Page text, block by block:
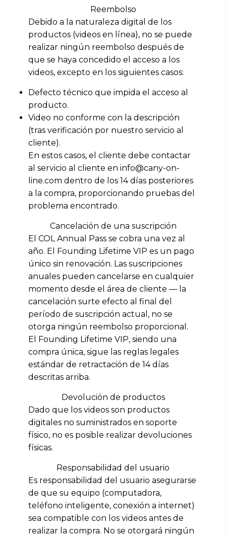
Reembolso
Debido a la naturaleza digital de los
productos (videos en línea), no se puede
realizar ningún reembolso después de
que se haya concedido el acceso a los
videos, excepto en los siguientes casos:
Defecto técnico que impida el acceso al
producto.
Video no conforme con la descripción
(tras verificación por nuestro servicio al
cliente).
En estos casos, el cliente debe contactar
al servicio al cliente en info@cany-on-
line.com dentro de los 14 días posteriores
a la compra, proporcionando pruebas del
problema encontrado.
Cancelación de una suscripción
El COL Annual Pass se cobra una vez al
año. El Founding Lifetime VIP es un pago
único sin renovación. Las suscripciones
anuales pueden cancelarse en cualquier
momento desde el área de cliente — la
cancelación surte efecto al final del
período de suscripción actual, no se
otorga ningún reembolso proporcional.
El Founding Lifetime VIP, siendo una
compra única, sigue las reglas legales
estándar de retractación de 14 días
descritas arriba.
Devolución de productos
Dado que los videos son productos
digitales no suministrados en soporte
físico, no es posible realizar devoluciones
físicas.
Responsabilidad del usuario
Es responsabilidad del usuario asegurarse
de que su equipo (computadora,
teléfono inteligente, conexión a internet)
sea compatible con los videos antes de
realizar la compra. No se otorgará ningún